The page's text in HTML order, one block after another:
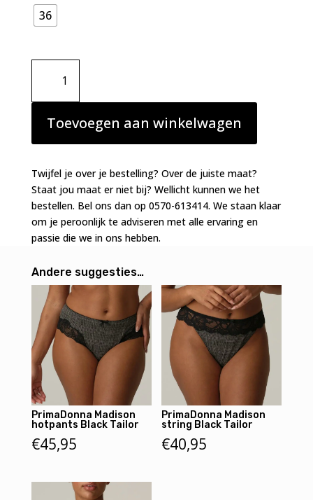
36
PrimaDonna
Madison
hotpants
Black
Tailor
aantal
Toevoegen aan winkelwagen
Twijfel je over je bestelling? Over de juiste maat?
Staat jou maat er niet bij? Wellicht kunnen we het
bestellen. Bel ons dan op 0570-613414. We staan klaar
om je peroonlijk te adviseren met alle ervaring en
passie die we in ons hebben.
Andere suggesties…
PrimaDonna Madison
hotpants Black Tailor
€45,95
PrimaDonna Madison
string Black Tailor
€40,95